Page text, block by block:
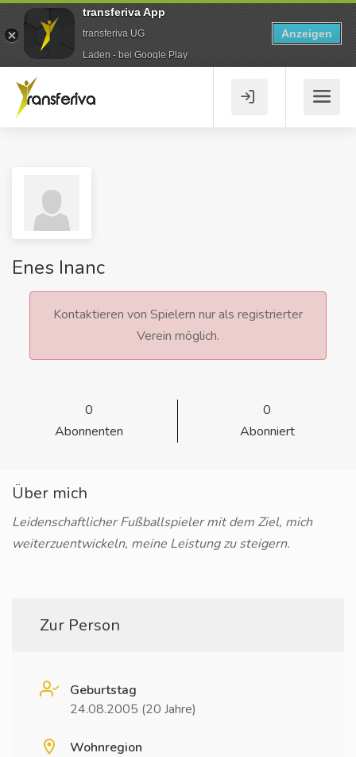
Enes Inanc
Kontaktieren von Spielern nur als registrierter
Verein möglich.
0
Abonnenten
0
Abonniert
Über mich
Leidenschaftlicher Fußballspieler mit dem Ziel, mich
weiterzuentwickeln, meine Leistung zu steigern.
Zur Person
Geburtstag
24.08.2005 (20 Jahre)
Wohnregion
transferiva App
transferiva UG
Laden - bei Google Play
Anzeigen